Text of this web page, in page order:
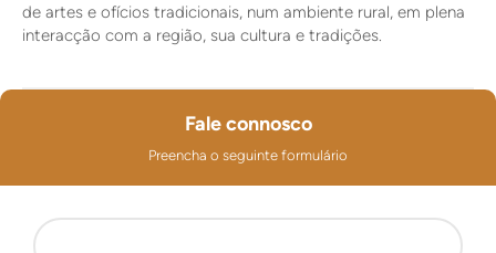
de artes e ofícios tradicionais, num ambiente rural, em plena
interacção com a região, sua cultura e tradições.
Fale connosco
Preencha o seguinte formulário